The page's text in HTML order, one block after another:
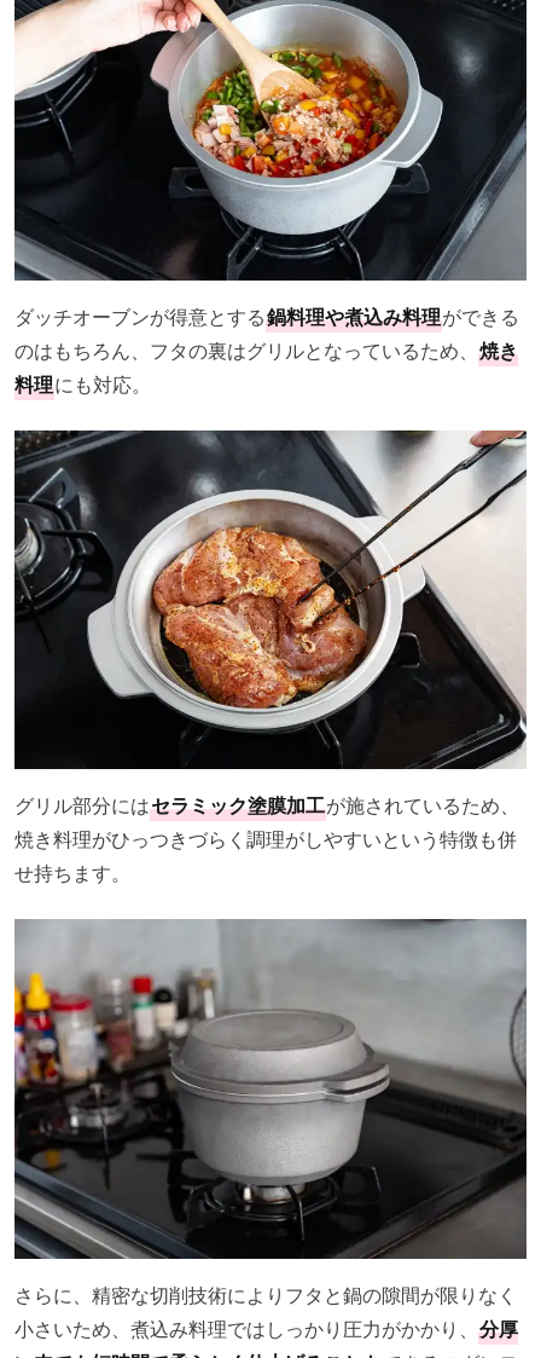
ダッチオーブンが得意とする鍋料理や煮込み料理ができる
のはもちろん、フタの裏はグリルとなっているため、 焼き
料理にも対応。
グリル部分にはセラミック塗膜加工が施されているため、
焼き料理がひっつきづらく調理がしやすいという特徴も併
せ持ちます。
さらに、精密な切削技術によりフタと鍋の隙間が限りなく
小さいため、煮込み料理ではしっかり圧力がかかり、 分厚